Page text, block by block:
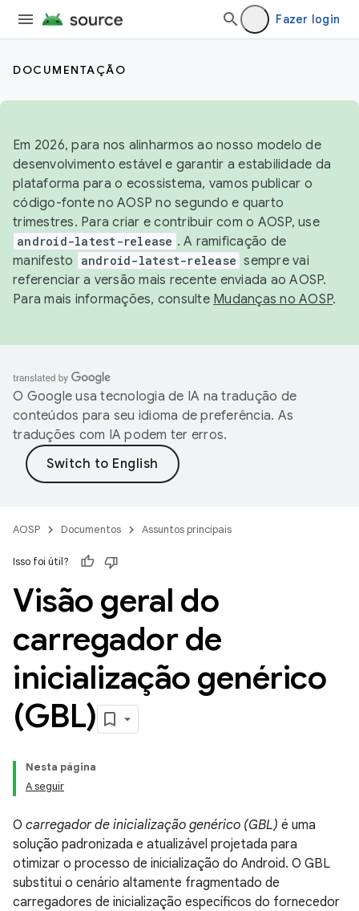
Fazer login
DOCUMENTAÇÃO
Em 2026, para nos alinharmos ao nosso modelo de
desenvolvimento estável e garantir a estabilidade da
plataforma para o ecossistema, vamos publicar o
código-fonte no AOSP no segundo e quarto
trimestres. Para criar e contribuir com o AOSP, use
android-latest-release . A ramificação de
manifesto
android-latest-release sempre vai
referenciar a versão mais recente enviada ao AOSP.
Para mais informações, consulte Mudanças no AOSP.
O Google usa tecnologia de IA na tradução de
conteúdos para seu idioma de preferência. As
traduções com IA podem ter erros.
AOSP Documentos Assuntos principais
Isso foi útil?
Visão geral do
carregador de
inicialização genérico
(GBL)
Nesta página
A seguir
O carregador de inicialização genérico (GBL) é uma
solução padronizada e atualizável projetada para
otimizar o processo de inicialização do Android. O GBL
substitui o cenário altamente fragmentado de
carregadores de inicialização específicos do fornecedor